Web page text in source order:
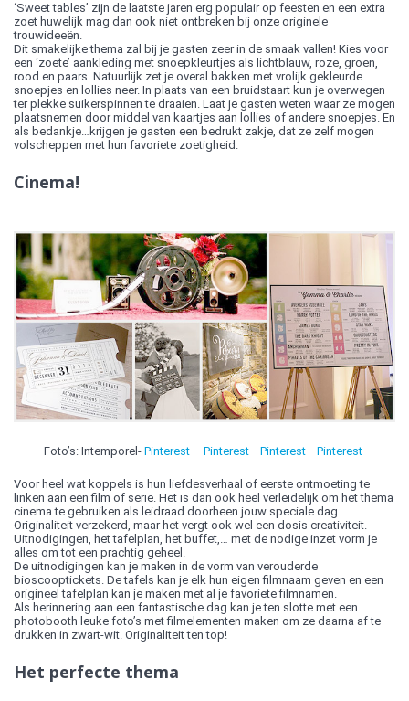
‘Sweet tables’ zijn de laatste jaren erg populair op feesten en een extra
zoet huwelijk mag dan ook niet ontbreken bij onze originele
trouwideeën.
Dit smakelijke thema zal bij je gasten zeer in de smaak vallen! Kies voor
een ‘zoete’ aankleding met snoepkleurtjes als lichtblauw, roze, groen,
rood en paars. Natuurlijk zet je overal bakken met vrolijk gekleurde
snoepjes en lollies neer. In plaats van een bruidstaart kun je overwegen
ter plekke suikerspinnen te draaien. Laat je gasten weten waar ze mogen
plaatsnemen door middel van kaartjes aan lollies of andere snoepjes. En
als bedankje…krijgen je gasten een bedrukt zakje, dat ze zelf mogen
volscheppen met hun favoriete zoetigheid.
Cinema!
Foto’s: Intemporel- Pinterest – Pinterest– Pinterest– Pinterest
Voor heel wat koppels is hun liefdesverhaal of eerste ontmoeting te
linken aan een film of serie. Het is dan ook heel verleidelijk om het thema
cinema te gebruiken als leidraad doorheen jouw speciale dag.
Originaliteit verzekerd, maar het vergt ook wel een dosis creativiteit.
Uitnodigingen, het tafelplan, het buffet,… met de nodige inzet vorm je
alles om tot een prachtig geheel.
De uitnodigingen kan je maken in de vorm van verouderde
bioscooptickets. De tafels kan je elk hun eigen filmnaam geven en een
origineel tafelplan kan je maken met al je favoriete filmnamen.
Als herinnering aan een fantastische dag kan je ten slotte met een
photobooth leuke foto’s met filmelementen maken om ze daarna af te
drukken in zwart-wit. Originaliteit ten top!
Het perfecte thema